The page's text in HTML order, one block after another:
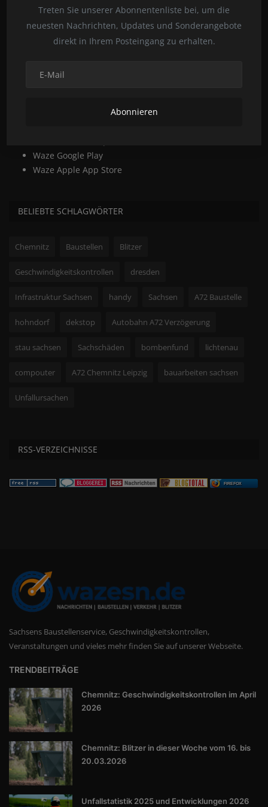
Treten Sie unserer Abonnentenliste bei, um die
neuesten Nachrichten, Updates und Sonderangebote
direkt in Ihrem Posteingang zu erhalten.
Abonnieren
melden und eintragen oder Sie werden selbst ein Teil der
Waze-Community und editieren selbst in der WazeWorld.
Wir sind alle Waze-User und auch Editoren. Die Waze-
Möglichkeiten aktuell zu halten und auch aktuelle Baustellen
Waze Google Play
Waze Apple App Store
BELIEBTE SCHLAGWÖRTER
Chemnitz Baustellen Blitzer
Geschwindigkeitskontrollen dresden
Infrastruktur Sachsen handy Sachsen A72 Baustelle
hohndorf dekstop Autobahn A72 Verzögerung
stau sachsen Sachschäden bombenfund lichtenau
compouter A72 Chemnitz Leipzig bauarbeiten sachsen
Unfallursachen
RSS-VERZEICHNISSE
FIREFOX
Sachsens Baustellenservice, Geschwindigkeitskontrollen,
Veranstaltungen und vieles mehr finden Sie auf unserer Webseite.
TRENDBEITRÄGE
Chemnitz: Geschwindigkeitskontrollen im April
2026
Chemnitz: Blitzer in dieser Woche vom 16. bis
20.03.2026
Unfallstatistik 2025 und Entwicklungen 2026